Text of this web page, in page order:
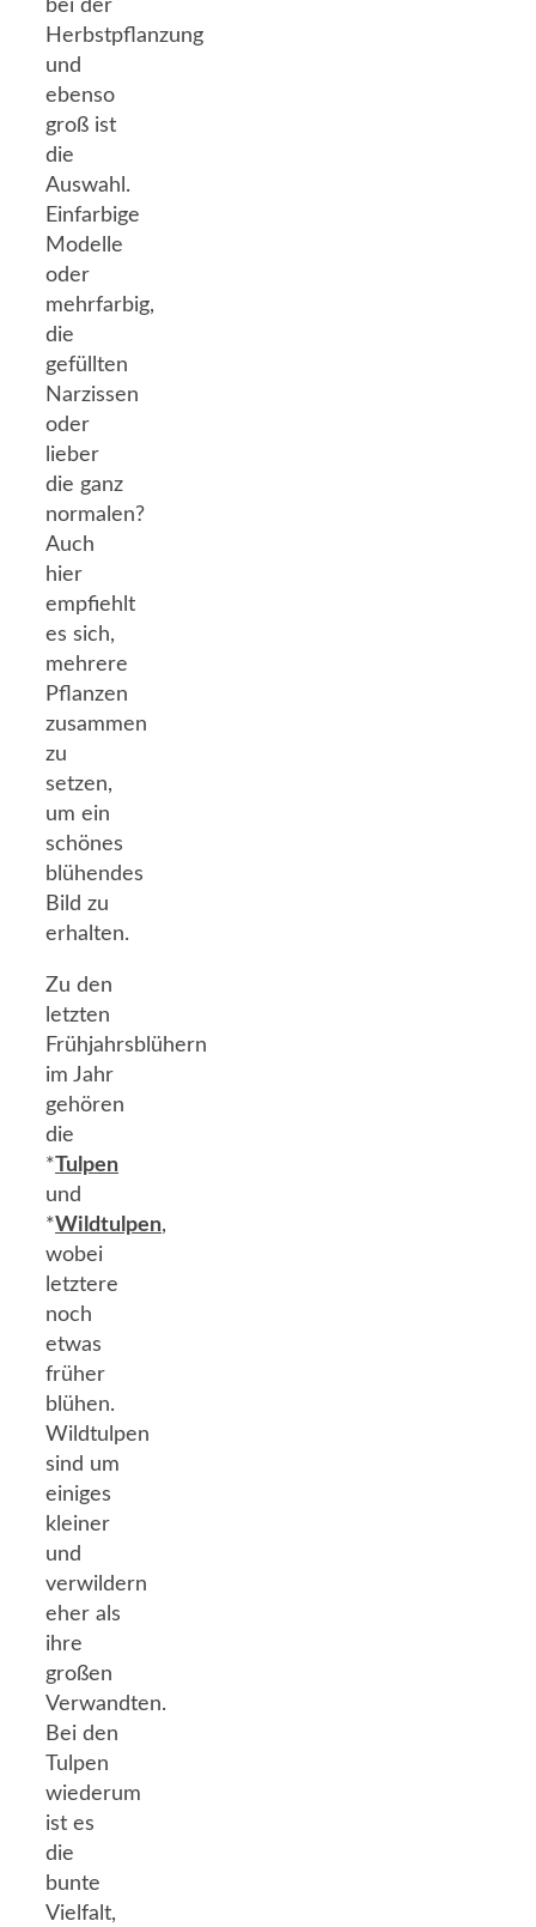
bei der
Herbstpflanzung
und
ebenso
groß ist
die
Auswahl.
Einfarbige
Modelle
oder
mehrfarbig,
die
gefüllten
Narzissen
oder
lieber
die ganz
normalen?
Auch
hier
empfiehlt
es sich,
mehrere
Pflanzen
zusammen
zu
setzen,
um ein
schönes
blühendes
Bild zu
erhalten.
Zu den
letzten
Frühjahrsblühern
im Jahr
gehören
die
* Tulpen
und
*Wildtulpen,
wobei
letztere
noch
etwas
früher
blühen.
Wildtulpen
sind um
einiges
kleiner
und
verwildern
eher als
ihre
großen
Verwandten.
Bei den
Tulpen
wiederum
ist es
die
bunte
Vielfalt,